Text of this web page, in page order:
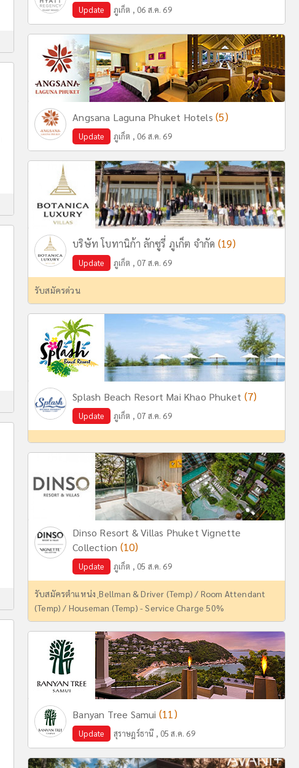
Update ภูเก็ต , 06 ส.ค. 69
Angsana Laguna Phuket Hotels(5)
Update ภูเก็ต , 06 ส.ค. 69
บริษัท โบทานิก้า ลักซูรี่ ภูเก็ต จำกัด (19)
Update ภูเก็ต , 07 ส.ค. 69
รับสมัครด่วน
Splash Beach Resort Mai Khao Phuket (7)
Update ภูเก็ต , 07 ส.ค. 69
Dinso Resort & Villas Phuket Vignette
Collection (10)
Update ภูเก็ต , 05 ส.ค. 69
รับสมัครตำแหน่ง ฺBellman & Driver (Temp) / Room Attendant
(Temp) / Houseman (Temp) - Service Charge 50%
Banyan Tree Samui (11)
Update สุราษฎร์ธานี , 05 ส.ค. 69